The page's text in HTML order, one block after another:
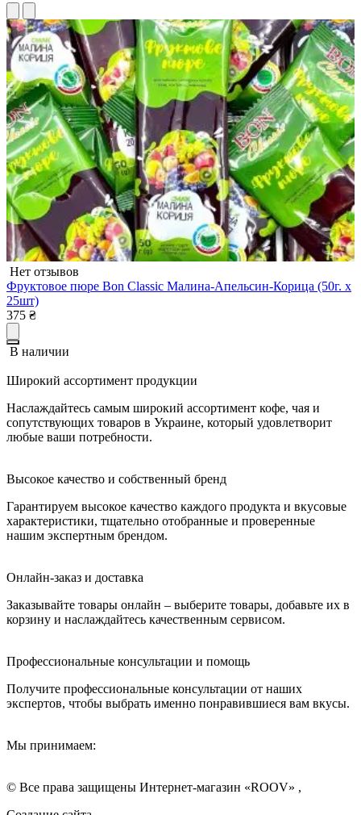
Нет отзывов
Фруктовое пюре Bon Classic Малина-Апельсин-Корица (50г. х
25шт)
375 ₴
В наличии
Широкий ассортимент продукции
Наслаждайтесь самым широкий ассортимент кофе, чая и
сопутствующих товаров в Украине, который удовлетворит
любые ваши потребности.
Высокое качество и собственный бренд
Гарантируем высокое качество каждого продукта и вкусовые
характеристики, тщательно отобранные и проверенные
нашим экспертным брендом.
Онлайн-заказ и доставка
Заказывайте товары онлайн – выберите товары, добавьте их в
корзину и наслаждайтесь качественным сервисом.
Профессиональные консультации и помощь
Получите профессиональные консультации от наших
экспертов, чтобы выбрать именно понравившиеся вам вкусы.
Мы принимаем:
© Все права защищены Интернет-магазин «ROOV» ,